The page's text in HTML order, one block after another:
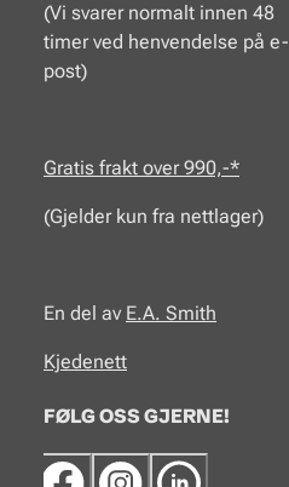
(Vi svarer normalt innen 48
timer ved henvendelse på e-
post)
Gratis frakt over 990,-*
(Gjelder kun fra nettlager)
En del av E.A. Smith
Kjedenett
FØLG OSS GJERNE!